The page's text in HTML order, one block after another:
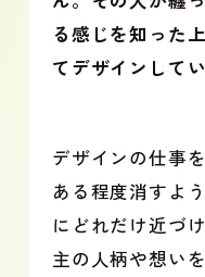
る感じを知った
てデザインしてい
デザインの仕事
ある程度消すよ
にどれだけ近づ
主の人柄や想い